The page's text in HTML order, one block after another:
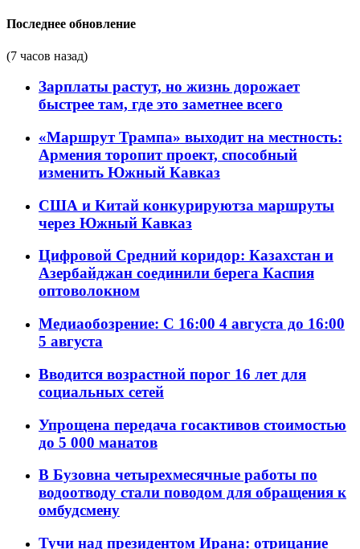
Последнее обновление
(7 часов назад)
Зарплаты растут, но жизнь дорожает
быстрее там, где это заметнее всего
«Маршрут Трампа» выходит на местность:
Армения торопит проект, способный
изменить Южный Кавказ
США и Китай конкурируютза маршруты
через Южный Кавказ
Цифровой Средний коридор: Казахстан и
Азербайджан соединили берега Каспия
оптоволокном
Медиаобозрение: С 16:00 4 августа до 16:00
5 августа
Вводится возрастной порог 16 лет для
социальных сетей
Упрощена передача госактивов стоимостью
до 5 000 манатов
В Бузовна четырехмесячные работы по
водоотводу стали поводом для обращения к
омбудсмену
Тучи над президентом Ирана: отрицание